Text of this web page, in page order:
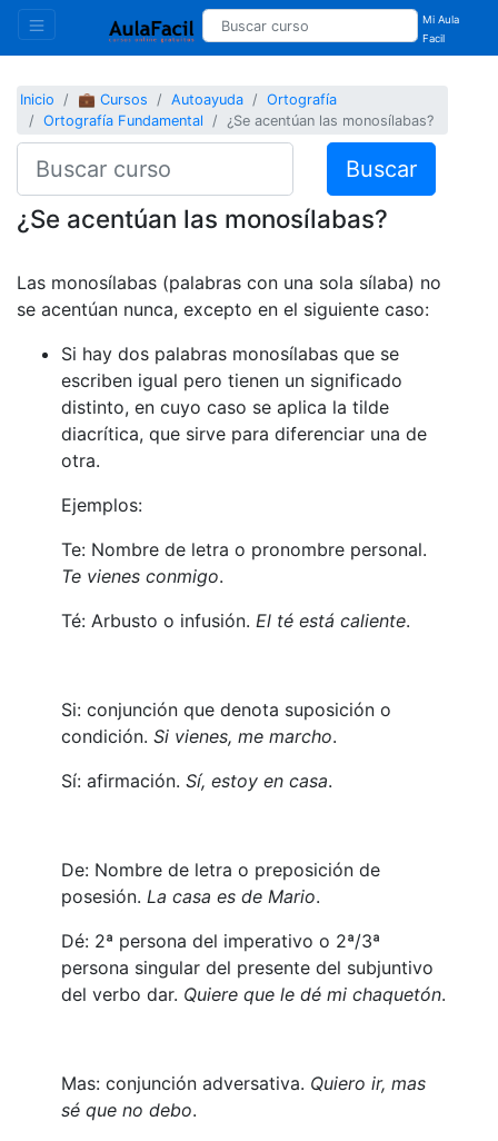
Mi Aula
Facil
Inicio 💼 Cursos Autoayuda
Ortografía
Ortografía Fundamental
¿Se acentúan las monosílabas?
Buscar
¿Se acentúan las monosílabas?
Las monosílabas (palabras con una sola sílaba) no
se acentúan nunca, excepto en el siguiente caso:
Si hay dos palabras monosílabas que se
escriben igual pero tienen un significado
distinto, en cuyo caso se aplica la tilde
diacrítica, que sirve para diferenciar una de
otra.
Ejemplos:
Te: Nombre de letra o pronombre personal.
Te vienes conmigo.
Té: Arbusto o infusión. El té está caliente.
Si: conjunción que denota suposición o
condición. Si vienes, me marcho.
Sí: afirmación. Sí, estoy en casa.
De: Nombre de letra o preposición de
posesión. La casa es de Mario.
Dé: 2ª persona del imperativo o 2ª/3ª
persona singular del presente del subjuntivo
del verbo dar. Quiere que le dé mi chaquetón.
Mas: conjunción adversativa. Quiero ir, mas
sé que no debo.